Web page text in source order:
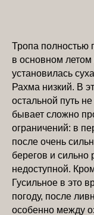
Тропа полностью
в основном летом
установилась
Рахма низкий. В
остальной путь
бывает сложно
ограничений: в
после очень
берегов и сильно
недоступной.
Гусильное в это
погоду, после
особенно между